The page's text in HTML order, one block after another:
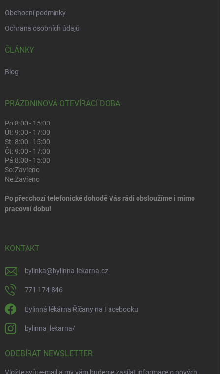
Obchodní podmínky
Ochrana osobních údajů
ČLÁNKY
Blog
PRÁZDNINOVÁ OTEVÍRACÍ DOBA
Po:8:00 - 15:00
Út:9:00 - 17:00
St: 8:00 - 15:00
Čt:9:00 - 17:00
Pá:8:00 - 15:00
So:Zavřeno
Ne:Zavřeno
Po předchozí telefonické dohodě Vás rádi obsloužíme i mimo
pracovní dobu!
KONTAKT
bylinka@bylinna-lekarna.cz
771 174 846
Bylinná lékárna Říčany na Facebooku
bylinna_lekarna/
ODEBÍRAT NEWSLETTER
Vložte svůj e-mail a my vám budeme zasílat informace o nových